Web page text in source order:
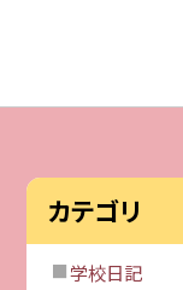
カテゴリ
学校日記